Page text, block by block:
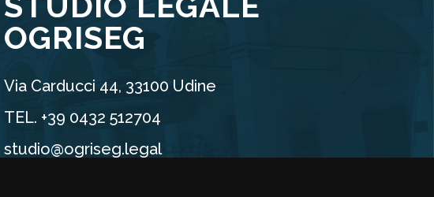
OGRISEG
Via Carducci 44, 33100 Udine
TEL. +39 0432 512704
studio@ogriseg.legal